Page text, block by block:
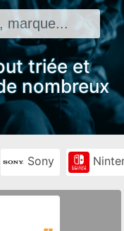
triée et
nombreux
Sony